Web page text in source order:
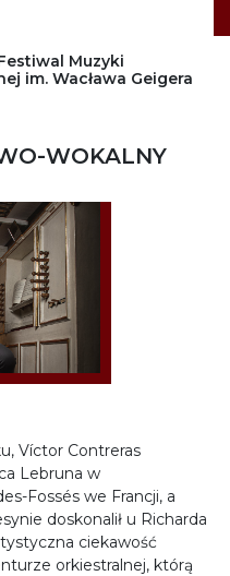
Muzyki
im. Wacława Geigera
WOKALNY
Víctor Contreras
Lebruna w
Fossés we Francji, a
doskonalił u Richarda
ciekawość
orkiestralnej, którą